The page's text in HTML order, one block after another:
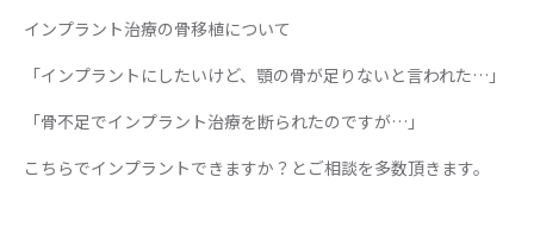
インプラント治療の骨移植について
「インプラントにしたいけど、顎の骨が足りないと言われた…」
「骨不足でインプラント治療を断られたのですが…」
こちらでインプラントできますか？とご相談を多数頂きます。